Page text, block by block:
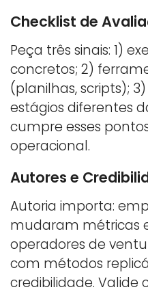
Checklist de
Peça três sinais: 1)
concretos; 2)
(planilhas, scripts);
estágios diferentes
cumpre esses
operacional.
Autores e
Autoria importa:
mudaram métricas
operadores de
com métodos
credibilidade. Valide